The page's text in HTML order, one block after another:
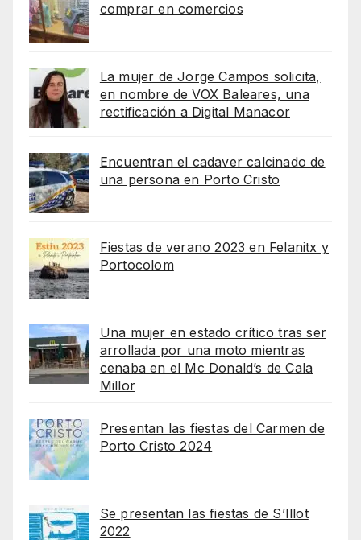
comprar en comercios
La mujer de Jorge Campos solicita,
en nombre de VOX Baleares, una
rectificación a Digital Manacor
Encuentran el cadaver calcinado de
una persona en Porto Cristo
Fiestas de verano 2023 en Felanitx y
Portocolom
Una mujer en estado crítico tras ser
arrollada por una moto mientras
cenaba en el Mc Donald’s de Cala
Millor
Presentan las fiestas del Carmen de
Porto Cristo 2024
Se presentan las fiestas de S’Illot
2022